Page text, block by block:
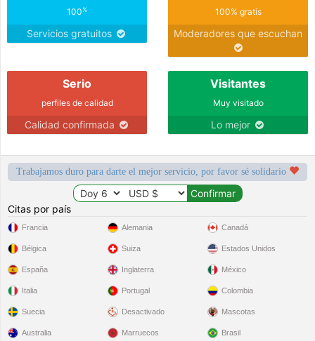
100%
Servicios gratuitos
100% gratis
Moderadores que escuchan
Serio
perfiles de calidad
Calidad confirmada
Visitantes
Muy visitado
Lo mejor
Trabajamos duro para darte el mejor servicio, por favor sé solidario
Citas por país
Francia
Bélgica
España
Italia
Suecia
Alemania
Suiza
Inglaterra
Portugal
Desactivado
Canadá
Estados Unidos
México
Colombia
Mascotas
Australia Marruecos Brasil